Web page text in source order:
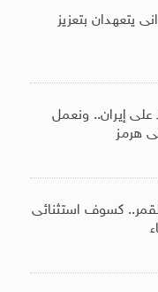
يتعهدان بتعزيز
إيران.. ونعمل
هرمز
كسوف استثنائى